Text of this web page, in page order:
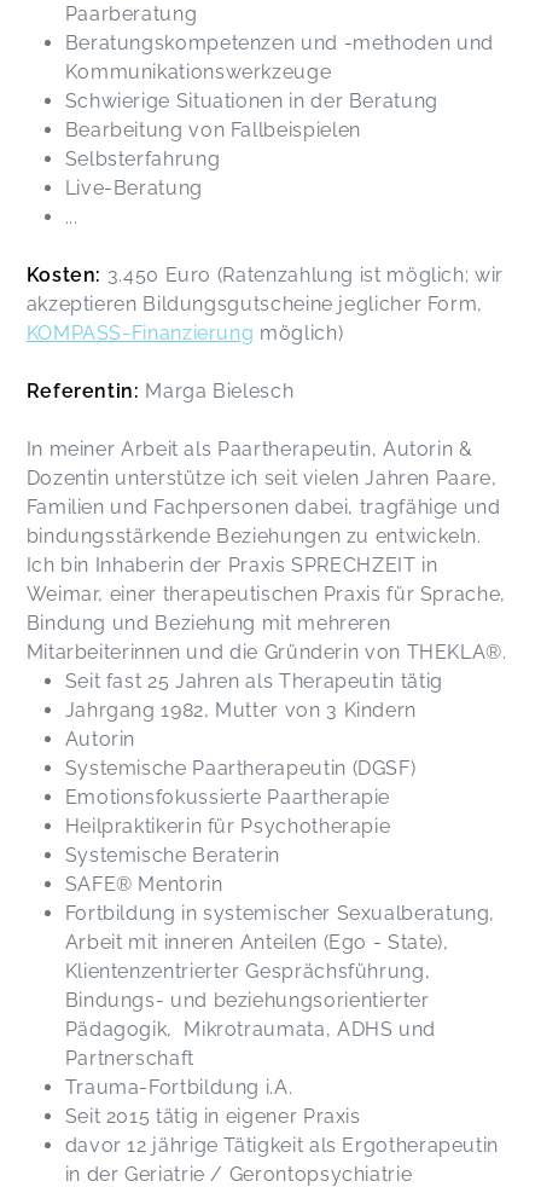
Paarberatung
Beratungskompetenzen und -methoden und
Kommunikationswerkzeuge
Schwierige Situationen in der Beratung
Bearbeitung von Fallbeispielen
Selbsterfahrung
Live-Beratung
...
Kosten: 3.450 Euro (Ratenzahlung ist möglich; wir
akzeptieren Bildungsgutscheine jeglicher Form,
KOMPASS-Finanzierung möglich)
Referentin: Marga Bielesch
In meiner Arbeit als Paartherapeutin, Autorin &
Dozentin unterstütze ich seit vielen Jahren Paare,
Familien und Fachpersonen dabei, tragfähige und
bindungsstärkende Beziehungen zu entwickeln.
Ich bin Inhaberin der Praxis SPRECHZEIT in
Weimar, einer therapeutischen Praxis für Sprache,
Bindung und Beziehung mit mehreren
Mitarbeiterinnen und die Gründerin von THEKLA®.
Seit fast 25 Jahren als Therapeutin tätig
Jahrgang 1982, Mutter von 3 Kindern
Autorin
Systemische Paartherapeutin (DGSF)
Emotionsfokussierte Paartherapie
Heilpraktikerin für Psychotherapie
Systemische Beraterin
SAFE® Mentorin
Fortbildung in systemischer Sexualberatung,
Arbeit mit inneren Anteilen (Ego - State),
Klientenzentrierter Gesprächsführung,
Bindungs- und beziehungsorientierter
Pädagogik, Mikrotraumata, ADHS und
Partnerschaft
Trauma-Fortbildung i.A.
Seit 2015 tätig in eigener Praxis
davor 12 jährige Tätigkeit als Ergotherapeutin
in der Geriatrie / Gerontopsychiatrie